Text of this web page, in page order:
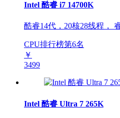
Intel 酷睿 i7 14700K
酷睿14代，20核28线程，
CPU排行榜第6名
￥
3499
Intel 酷睿 Ultra 7 265K